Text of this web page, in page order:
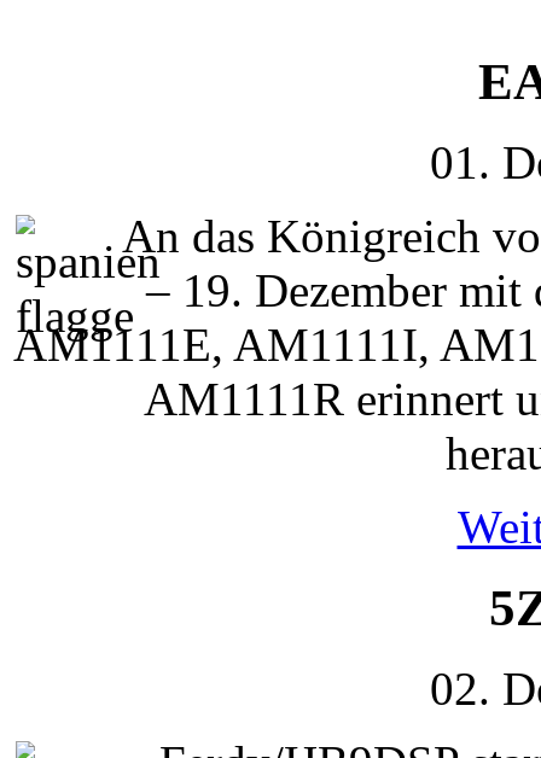
01.
An das Königreich
– 19. Dezember mit
AM1111E, AM1111I,
AM1111R erinnert
02.